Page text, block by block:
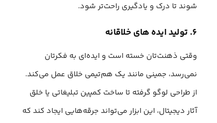
شوند تا درک و یادگیری راحت‌تر شود.
۶. تولید ایده های خلاقانه
وقتی ذهنت‌تان خسته است و ایده‌ای به فکرتان
نمی‌رسد، جمینی مانند یک هم‌تیمی خلاق عمل می‌کند.
از طراحی لوگو گرفته تا ساخت کمپین‌ تبلیغاتی یا خلق
آثار دیجیتال، این ابزار می‌تواند جرقه‌هایی ایجاد کند که